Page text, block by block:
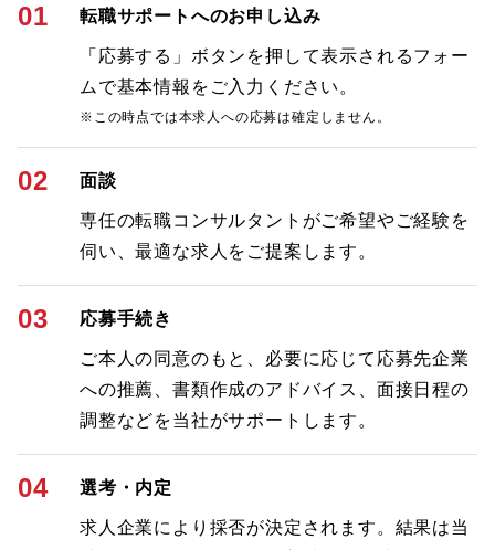
01 転職サポートへのお申し込み
「応募する」ボタンを押して表示されるフォー
ムで基本情報をご入力ください。
※この時点では本求人への応募は確定しません。
02 面談
専任の転職コンサルタントがご希望やご経験を
伺い、最適な求人をご提案します。
03 応募手続き
ご本人の同意のもと、必要に応じて応募先企業
への推薦、書類作成のアドバイス、面接日程の
調整などを当社がサポートします。
04 選考・内定
求人企業により採否が決定されます。結果は当